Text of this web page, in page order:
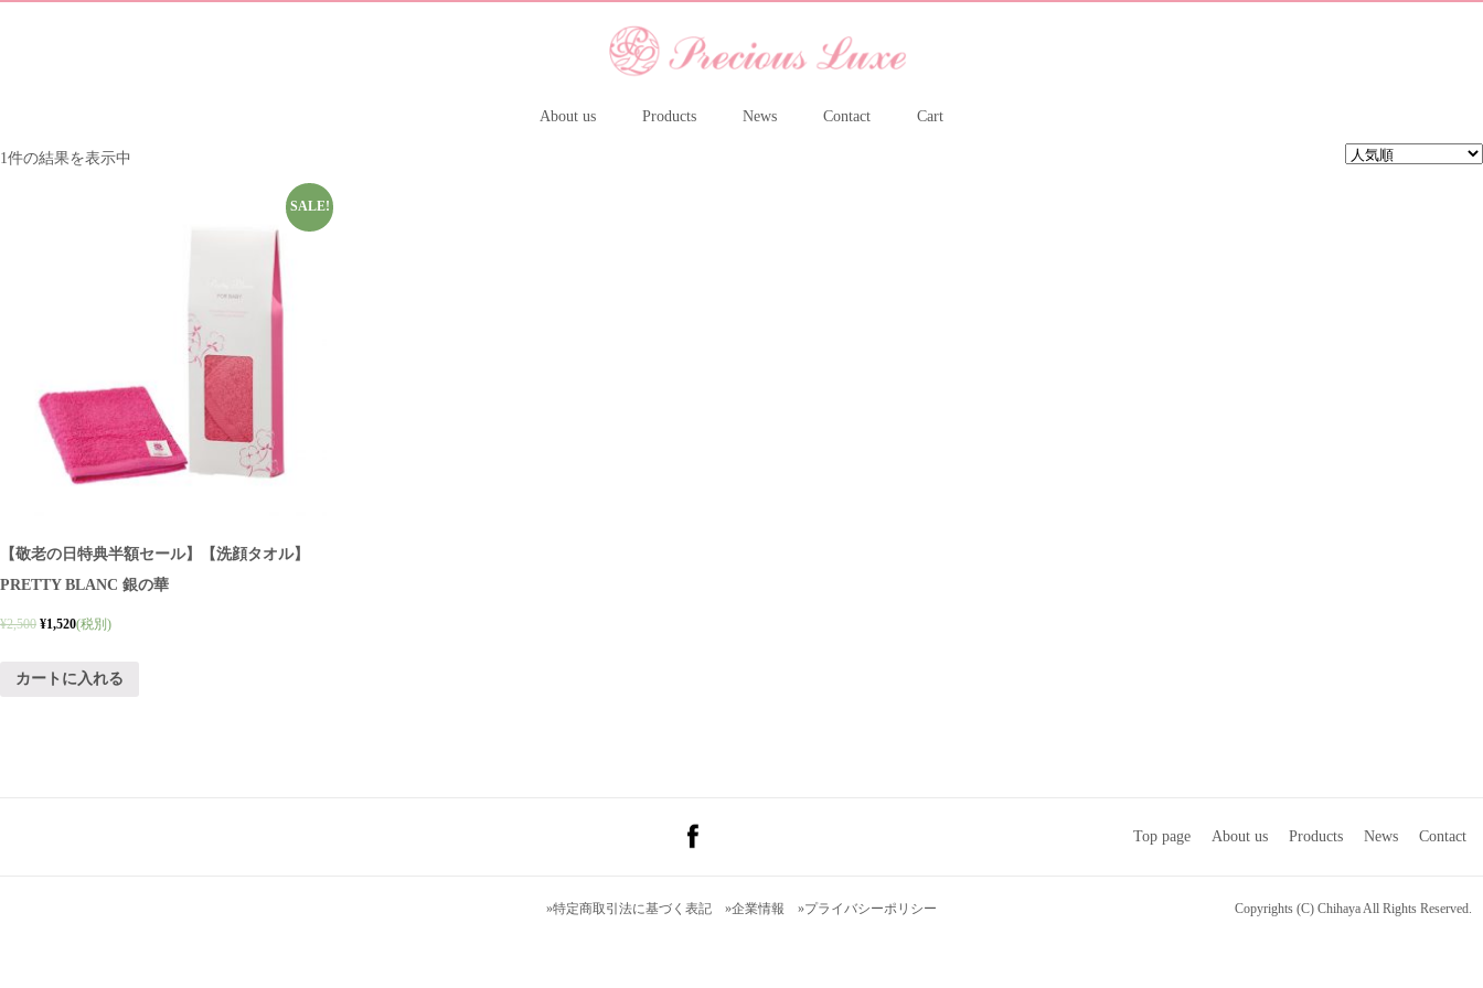
About us Products News Contact Cart
1件の結果を表示中
SALE!
【敬老の日特典半額セール】【洗顔タオル】
PRETTY BLANC 銀の華
¥2,500 ¥1,520(税別)
カートに入れる
Top page About us Products News Contact
»特定商取引法に基づく表記 »企業情報 »プライバシーポリシー Copyrights (C) Chihaya All Rights Reserved.